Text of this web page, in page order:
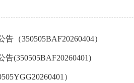
（350505BAF20260404）
(350505BAF20260401)
）